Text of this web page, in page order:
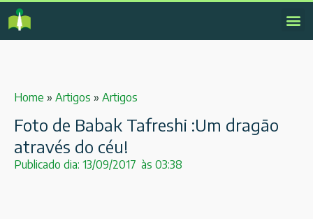
Home » Artigos » Artigos
Foto de Babak Tafreshi :Um dragão
através do céu!
Publicado dia: 13/09/2017 às 03:38